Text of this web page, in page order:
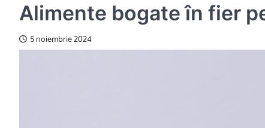
Alimente bogate în fier
5 noiembrie 2024